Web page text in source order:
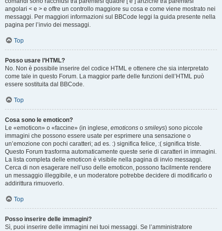
angolari < e > e offre un controllo maggiore su cosa e come viene mostrato nei
messaggi. Per maggiori informazioni sul BBCode leggi la guida presente nella
pagina per l’invio dei messaggi.
Top
Posso usare l’HTML?
No. Non è possibile inserire del codice HTML e ottenere che sia interpretato
come tale in questo Forum. La maggior parte delle funzioni dell’HTML può
essere sostituita dal BBCode.
Top
Cosa sono le emoticon?
Le «emoticon» o «faccine» (in inglese, emoticons o smileys) sono piccole
immagini che possono essere usate per esprimere una sensazione o
un’emozione con pochi caratteri; ad es. :) significa felice, :( significa triste.
Questo Forum trasforma automaticamente queste serie di caratteri in immagini.
La lista completa delle emoticon è visibile nella pagina di invio messaggi.
Cerca di non esagerare nell’uso delle emoticon, possono facilmente rendere
un messaggio illeggibile, e un moderatore potrebbe decidere di modificarlo o
addirittura rimuoverlo.
Top
Posso inserire delle immagini?
Sì, puoi inserire delle immagini nei tuoi messaggi. Se l’amministratore